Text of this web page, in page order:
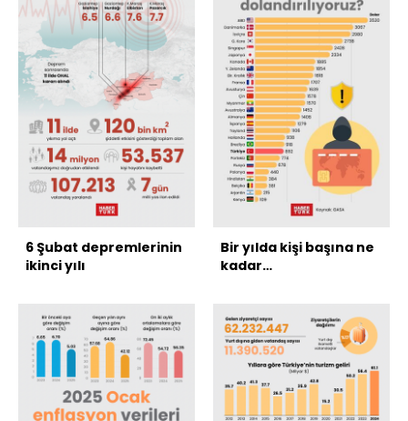
6 Şubat depremlerinin
ikinci yılı
Bir yılda kişi başına ne
kadar